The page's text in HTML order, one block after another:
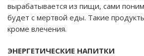
вырабатывается из пищи, сами
будет с мертвой еды. Такие
кроме влечения.
ЭНЕРГЕТИЧЕСКИЕ НАПИТКИ